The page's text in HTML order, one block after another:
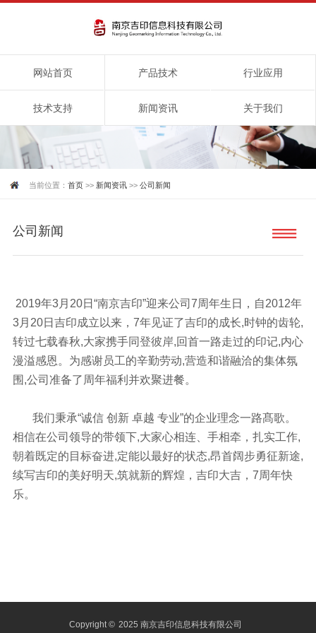
网站首页 产品技术 行业应用
技术支持 新闻资讯 关于我们
当前位置：首页 >> 新闻资讯 >>公司新闻
公司新闻
2019年3月20日“南京吉印”迎来公司7周年生日，自2012年
3月20日吉印成立以来，7年见证了吉印的成长,时钟的齿轮,
转过七载春秋,大家携手同登彼岸,回首一路走过的印记,内心
漫溢感恩。为感谢员工的辛勤劳动,营造和谐融洽的集体氛
围,公司准备了周年福利并欢聚进餐。
我们秉承“诚信 创新 卓越 专业”的企业理念一路髙歌。
相信在公司领导的带领下,大家心相连、手相牵，扎实工作,
朝着既定的目标奋进,定能以最好的状态,昂首阔步勇征新途,
续写吉印的美好明天,筑就新的辉煌，吉印大吉，7周年快
乐。
Copyright © 2025 南京吉印信息科技有限公司